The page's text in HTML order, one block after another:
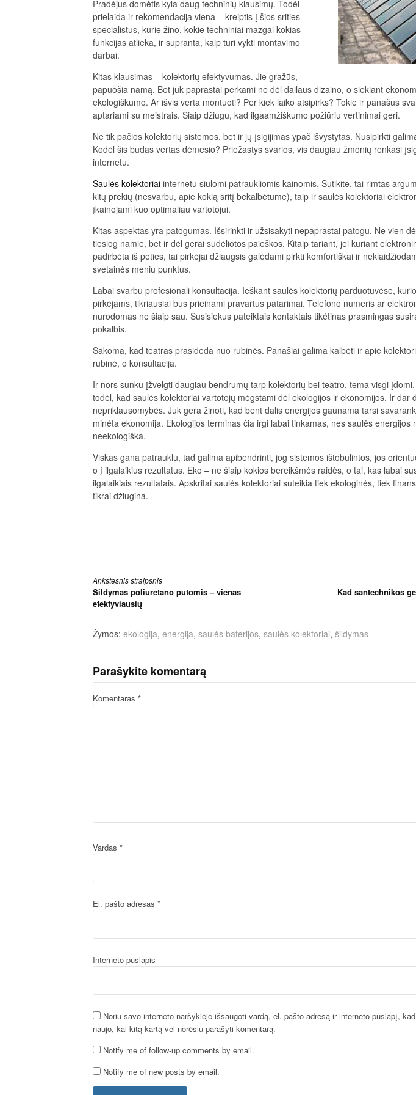
Pradėjus domėtis kyla daug techninių klausimų. Todėl
prielaida ir rekomendacija viena – kreiptis į šios srities
specialistus, kurie žino, kokie techniniai mazgai kokias
funkcijas atlieka, ir supranta, kaip turi vykti montavimo
darbai.
Kitas klausimas – kolektorių efektyvumas. Jie gražūs,
papuošia namą. Bet juk paprastai perkami ne dėl dailaus dizaino, o siekiant
ekologiškumo. Ar išvis verta montuoti? Per kiek laiko atsipirks? Tokie ir panašūs
aptariami su meistrais. Šiaip džiugu, kad ilgaamžiškumo požiūriu vertinimai geri.
Ne tik pačios kolektorių sistemos, bet ir jų įsigijimas ypač išvystytas. Nusipirkti
Kodėl šis būdas vertas dėmesio? Priežastys svarios, vis daugiau žmonių renkasi
internetu.
Saulės kolektoriai internetu siūlomi patraukliomis kainomis. Sutikite, tai rimtas
kitų prekių (nesvarbu, apie kokią sritį bekalbėtume), taip ir saulės kolektoriai
įkainojami kuo optimaliau vartotojui.
Kitas aspektas yra patogumas. Išsirinkti ir užsisakyti nepaprastai patogu. Ne vien
tiesiog namie, bet ir dėl gerai sudėliotos paieškos. Kitaip tariant, jei kuriant
padirbėta iš peties, tai pirkėjai džiaugsis galėdami pirkti komfortiškai ir
svetainės meniu punktus.
Labai svarbu profesionali konsultacija. Ieškant saulės kolektorių parduotuvėse,
pirkėjams, tikriausiai bus prieinami pravartūs patarimai. Telefono numeris ar
nurodomas ne šiaip sau. Susisiekus pateiktais kontaktais tikėtinas prasmingas
pokalbis.
Sakoma, kad teatras prasideda nuo rūbinės. Panašiai galima kalbėti ir apie
rūbinė, o konsultacija.
Ir nors sunku įžvelgti daugiau bendrumų tarp kolektorių bei teatro, tema visgi
todėl, kad saulės kolektoriai vartotojų mėgstami dėl ekologijos ir ekonomijos. Ir dar
nepriklausomybės. Juk gera žinoti, kad bent dalis energijos gaunama tarsi
minėta ekonomija. Ekologijos terminas čia irgi labai tinkamas, nes saulės energijos
neekologiška.
Viskas gana patrauklu, tad galima apibendrinti, jog sistemos ištobulintos, jos
o į ilgalaikius rezultatus. Eko – ne šiaip kokios bereikšmės raidės, o tai, kas labai
ilgalaikiais rezultatais. Apskritai saulės kolektoriai suteikia tiek ekologinės, tiek
tikrai džiugina.
Skaityti
toliau
Ankstesnis straipsnis
Šildymas poliuretano putomis – vienas
efektyviausių
Kad santechnikos
Žymos: ekologija, energija, saulės baterijos, saulės kolektoriai, šildymas
Parašykite komentarą
Komentaras *
Vardas *
El. pašto adresas *
Interneto puslapis
Noriu savo interneto naršyklėje išsaugoti vardą, el. pašto adresą ir interneto puslapį,
naujo, kai kitą kartą vėl norėsiu parašyti komentarą.
Notify me of follow-up comments by email.
Notify me of new posts by email.